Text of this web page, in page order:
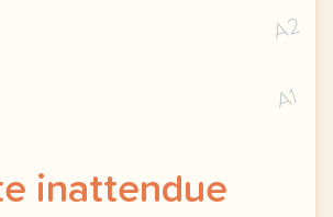
A2
A1
inattendue